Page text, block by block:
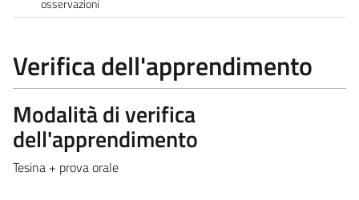
osservazioni
Verifica dell'apprendimento
Modalità di verifica
dell'apprendimento
Tesina + prova orale